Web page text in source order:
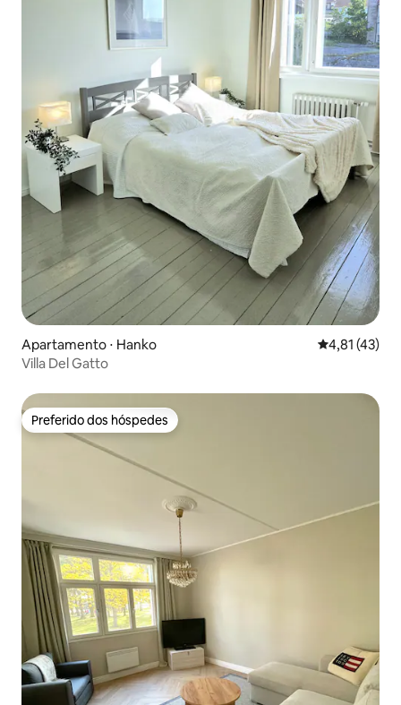
Apartamento ⋅ Hanko 4,81 de uma
4,81 (43)
Villa Del Gatto
Preferido dos hóspedes
Preferido dos hóspedes